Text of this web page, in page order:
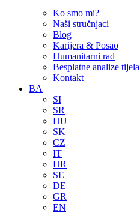
Ko smo mi?
Naši stručnjaci
Blog
Karijera & Posao
Humanitarni rad
Besplatne analize tijela
Kontakt
BA
SI
SR
HU
SK
CZ
IT
HR
SE
DE
GR
EN